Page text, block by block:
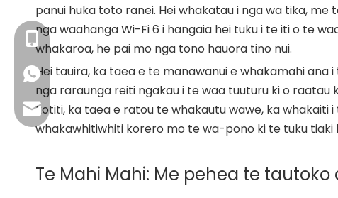
panui huka toto ranei. Hei whakatau i nga wa tika,
nga waahanga Wi-Fi 6 i hangaia hei tuku i te iti o te
whakaroa, he pai mo nga tono hauora tino nui.
Hei tauira, ka taea e te manawanui e whakamahi ana
nga raraunga reiti ngakau i te waa tuuturu ki o
kotiti, ka taea e ratou te whakautu wawe, ka
whakawhitiwhiti korero mo te wa-pono ki te tuku
Te Mahi Mahi: Me pehea te
+86- 13923714138
+86 13923714138
Īmēra Pakihi: sales@lb-link.com
Imeera amuamu: complain@lb-link.com